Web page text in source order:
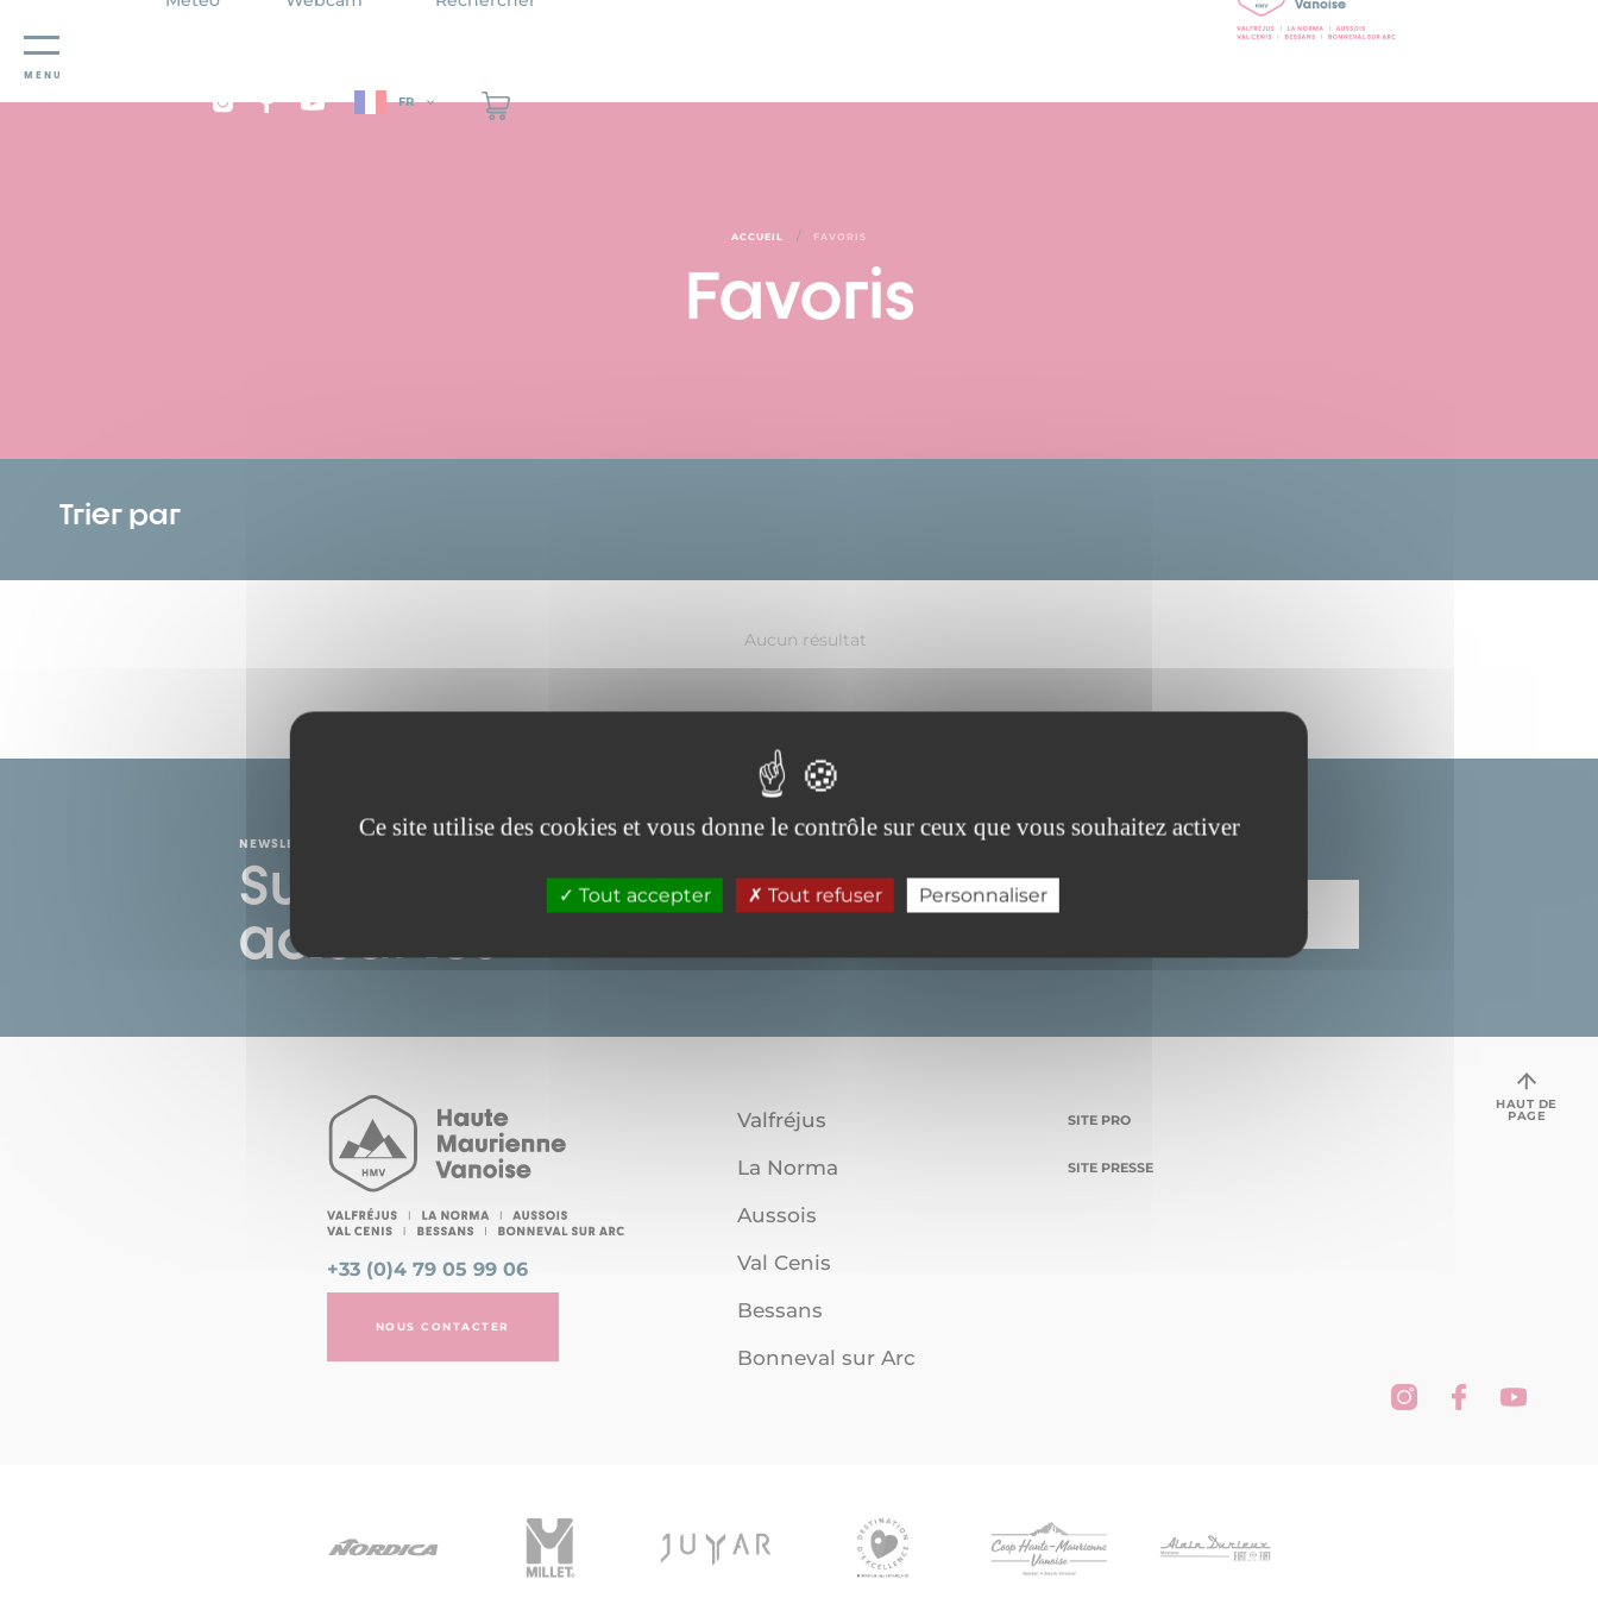
Panneau de gestion des cookies
Ce site utilise des cookies et vous donne le contrôle sur ceux que vous souhaitez activer
Tout accepter Tout refuser Personnaliser
MENU
FR
ACCUEIL / FAVORIS
Favoris
Trier par
Aucun résultat
NEWSLETTER
Suivez toutes nos
actualités
+33 (0)4 79 05 99 06
NOUS CONTACTER
Valfréjus
La Norma
Aussois
Val Cenis
Bessans
Bonneval sur Arc
SITE PRO
SITE PRESSE
HAUT DE
PAGE